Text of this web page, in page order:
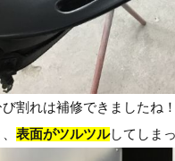
割れは補修できましたね！
表面がツルツルしてしま